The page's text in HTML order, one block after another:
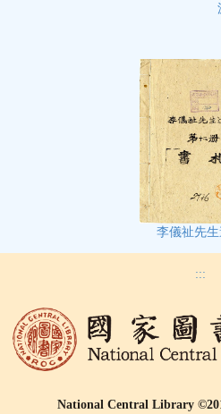
李儀祉先
:::
National Central Library